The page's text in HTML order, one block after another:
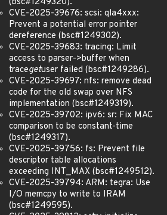
CVE-2025-39676: scsi: qla4xxx:
Prevent a potential error pointer
dereference (bsc#1249302).
CVE-2025-39683: tracing: Limit
access to parser->buffer when
tracegetuser failed (bsc#1249286).
CVE-2025-39697: nfs: remove dead
code for the old swap over NFS
implementation (bsc#1249319).
CVE-2025-39702: ipv6: sr: Fix MAC
comparison to be constant-time
(bsc#1249317).
CVE-2025-39756: fs: Prevent file
descriptor table allocations
exceeding INT_MAX (bsc#1249512).
CVE-2025-39794: ARM: tegra: Use
I/O memcpy to write to IRAM
(bsc#1249595).